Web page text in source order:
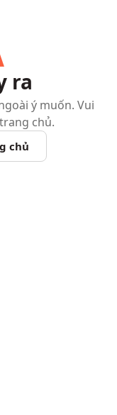
ra
ý muốn. Vui
chủ.
chủ